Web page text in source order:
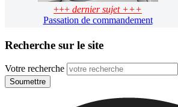
+++ dernier sujet +++
Passation de commandement
Recherche sur le site
Votre recherche
Soumettre